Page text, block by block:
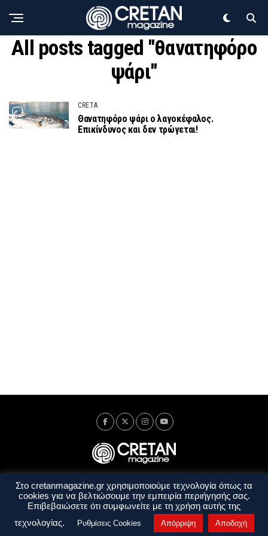
All posts tagged "θανατηφόρο
ψάρι"
CRETA
Θανατηφόρο ψάρι ο λαγοκέφαλος.
Επικίνδυνος και δεν τρώγεται!
Ταυτότητα Πολιτική Απορρήτου
Όροι Χρήσης
Όροι και Προϋποθέσεις
Στο cretanmagazine.gr χρησιμοποιούμε τεχνολογία όπως τα
cookies για να βελτιώσουμε την εμπειρία περιήγησής σας.
Επιβεβαιώσετε ότι συμφωνείτε με τη χρήση αυτής της
τεχνολογίας.
Ρυθμίσεις Cookies Απόρριψη Αποδοχή